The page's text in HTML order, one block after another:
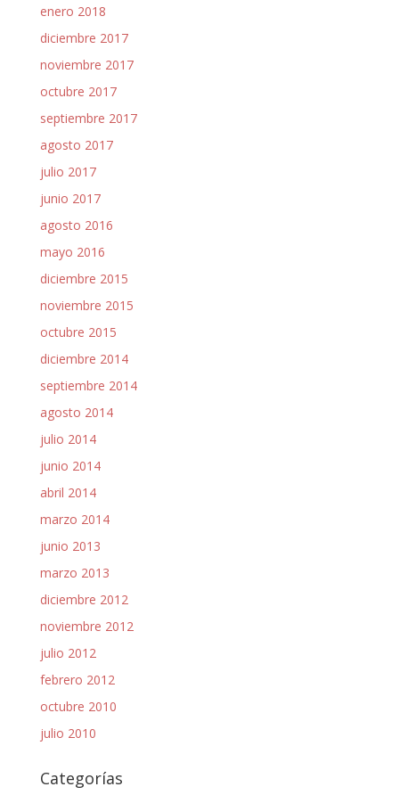
enero 2018
diciembre 2017
noviembre 2017
octubre 2017
septiembre 2017
agosto 2017
julio 2017
junio 2017
agosto 2016
mayo 2016
diciembre 2015
noviembre 2015
octubre 2015
diciembre 2014
septiembre 2014
agosto 2014
julio 2014
junio 2014
abril 2014
marzo 2014
junio 2013
marzo 2013
diciembre 2012
noviembre 2012
julio 2012
febrero 2012
octubre 2010
julio 2010
Categorías